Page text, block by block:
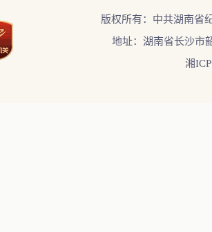
版权所有：中共湖南省
地址：湖南省长沙市
湘